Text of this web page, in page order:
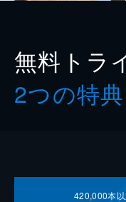
無料トラ
2つの特典
420,000本